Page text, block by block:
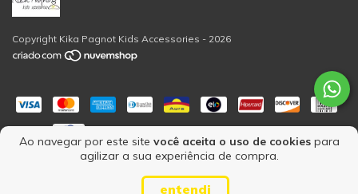
Ao navegar por este site você aceita o uso de cookiespara
agilizar a sua experiência de compra.
entendi
Copyright Kika Pagnot Kids Accessories - 2026